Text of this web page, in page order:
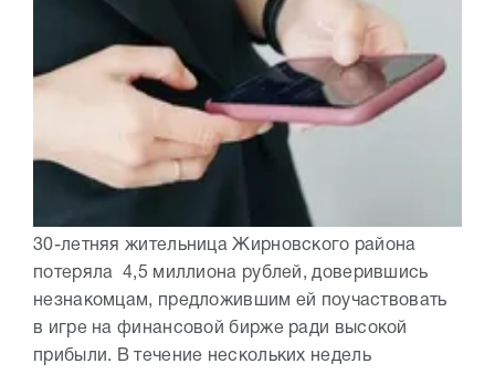
30-летняя жительница Жирновского района
потеряла 4,5 миллиона рублей, доверившись
незнакомцам, предложившим ей поучаствовать
в игре на финансовой бирже ради высокой
прибыли. В течение нескольких недель